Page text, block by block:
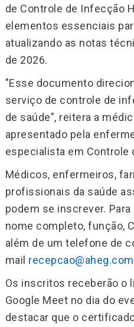
de Controle de Infecção
elementos essenciais
atualizando as notas
de 2026.
"Esse documento
serviço de controle de
de saúde", reitera a
apresentado pela
especialista em Controle
Médicos, enfermeiros,
profissionais da saúde
podem se inscrever.
nome completo, função,
além de um telefone de
mail
Os inscritos receberão o
Google Meet no dia do
destacar que o